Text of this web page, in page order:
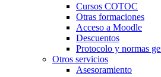
Cursos COTOC
Otras formaciones
Acceso a Moodle
Descuentos
Protocolo y normas
Otros servicios
Asesoramiento